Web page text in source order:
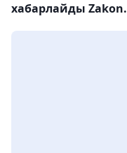
хабарлайды